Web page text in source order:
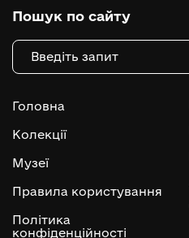
Пошук по сайту
Головна
Колекції
Музеї
Правила користування
Політика
конфіденційності